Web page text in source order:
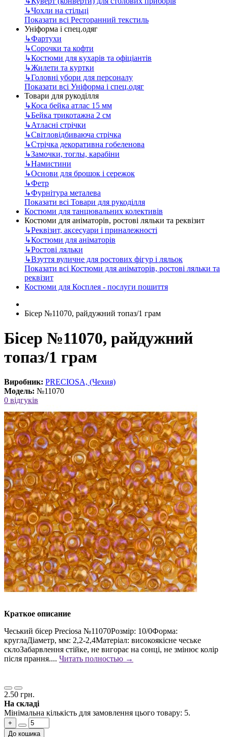
↳Чохли на стільці
Показати всі Ресторанний текстиль
Уніформа і спец.одяг
↳Фартухи
↳Сорочки та кофти
↳Костюми для кухарів та офіціантів
↳Жилети та куртки
↳Головні убори для персоналу
Показати всі Уніформа і спец.одяг
Товари для рукоділля
↳Коса бейка атлас 15 мм
↳Бейка трикотажна 2 см
↳Атласні стрічки
↳Світловідбиваюча стрічка
↳Стрічка декоративна гобеленова
↳Замочки, тоглы, карабіни
↳Намистини
↳Основи для брошок і сережок
↳Фетр
↳Фурнітура металева
Показати всі Товари для рукоділля
Костюми для танцювальних колективів
Костюми для аніматорів, ростові ляльки та реквізит
↳Реквізит, аксесуари і приналежності
↳Костюми для аніматорів
↳Ростові ляльки
↳Взуття вуличне для ростових фігур і ляльок
Показати всі Костюми для аніматорів, ростові ляльки та
реквізит
Костюми для Косплея - послуги пошиття
Бісер №11070, райдужний топаз/1 грам
Бісер №11070, райдужний
топаз/1 грам
Виробник: PRECIOSA, (Чехия)
Модель: №11070
0 відгуків
Краткое описание
Чеський бісер Preciosa №11070Розмір: 10/0Форма:
круглаДіаметр, мм: 2,2-2,4Матеріал: високоякісне чеське
склоЗабарвлення стійке, не вигорає на сонці, не змінює колір
після прання.... Читать полностью →
2.50 грн.
На складі
Мінімальна кількість для замовлення цього товару: 5.
+
До кошика